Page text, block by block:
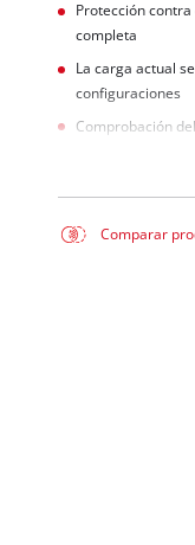
Protección
completa
La carga actual
configuraciones
Comprobación
Comparar